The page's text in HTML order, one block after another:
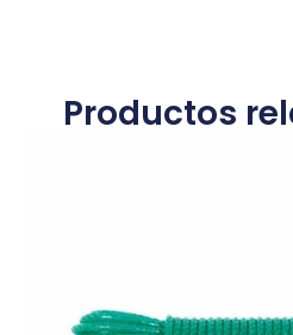
Productos